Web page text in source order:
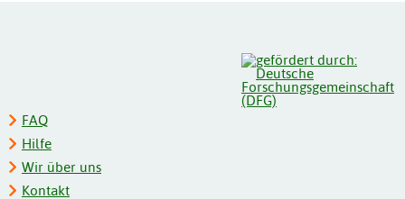
FAQ
Hilfe
Wir über uns
Kontakt